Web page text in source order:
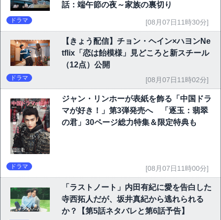
話：端午節の夜～家族の裏切り
ドラマ [08月07日11時30分]
【きょう配信】チョン・ヘイン×ハヨンNe
tflix「恋は飴模様」見どころと新スチール
（12点）公開
ドラマ [08月07日11時02分]
ジャン・リンホーが表紙を飾る「中国ドラ
マが好き！」第3弾発売へ 「逐玉：翡翠
の君」30ページ総力特集＆限定特典も
ドラマ [08月07日11時00分]
「ラストノート」内田有紀に愛を告白した
寺西拓人だが、坂井真紀から逃れられる
か？【第5話ネタバレと第6話予告】